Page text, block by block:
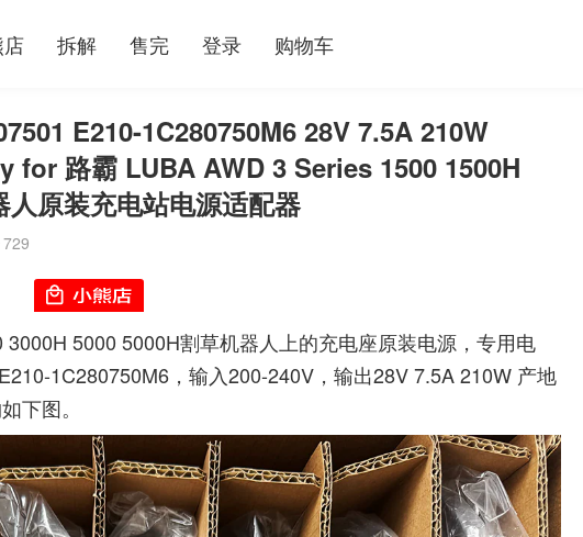
拆解 售完 登录 购物车
E210-1C280750M6 28V 7.5A 210W
路霸 LUBA AWD 3 Series 1500 1500H
原装充电站电源适配器
729
5000 5000H割草机器人上的充电座原装电源，专用电
1C280750M6，输入200-240V，输出28V 7.5A 210W 产地
下图。